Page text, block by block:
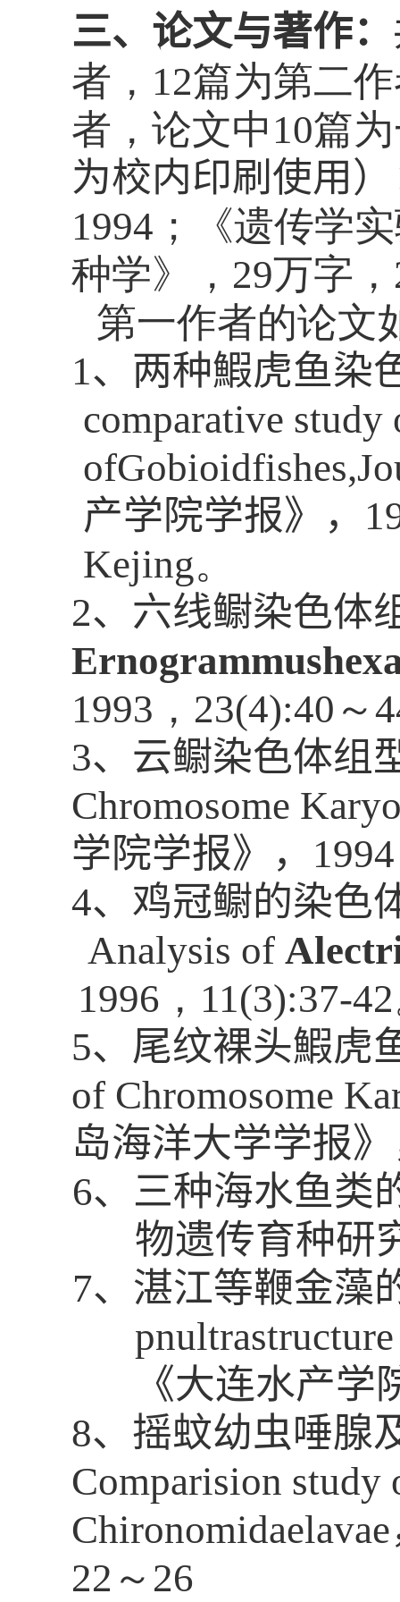
三、 论文与著作：
者， 12篇为第二
者，论文中 10篇
为校内印刷使用
1994 ；《遗传学
种学》， 29万字，
第一作者的论文
1、两种鰕虎鱼染
comparative study
产学院学报》，
Kejing。
2、六线鳚染色体
1993 ， 23(4):40 ～
3、云鳚染色体组
Chromosome
学院学报》，
4、鸡冠鳚的染色
Analysis of
1996 ， 11(3):37-42
5、 尾纹裸头鰕虎
of Chromosome
岛海洋大学学报
6、三种海水鱼类
物遗传育种研
7、湛江等鞭金藻
《大连水产学
8、摇蚊幼虫唾腺
Comparision study
Chironomidaelavae
22 ～ 26